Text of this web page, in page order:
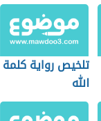
تلخيص رواية كلمة
الله